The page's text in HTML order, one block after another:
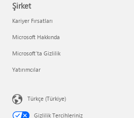
Şirket
Kariyer Fırsatları
Microsoft Hakkında
Microsoft'ta Gizlilik
Yatırımcılar
Türkçe (Türkiye)
Gizlilik Tercihleriniz